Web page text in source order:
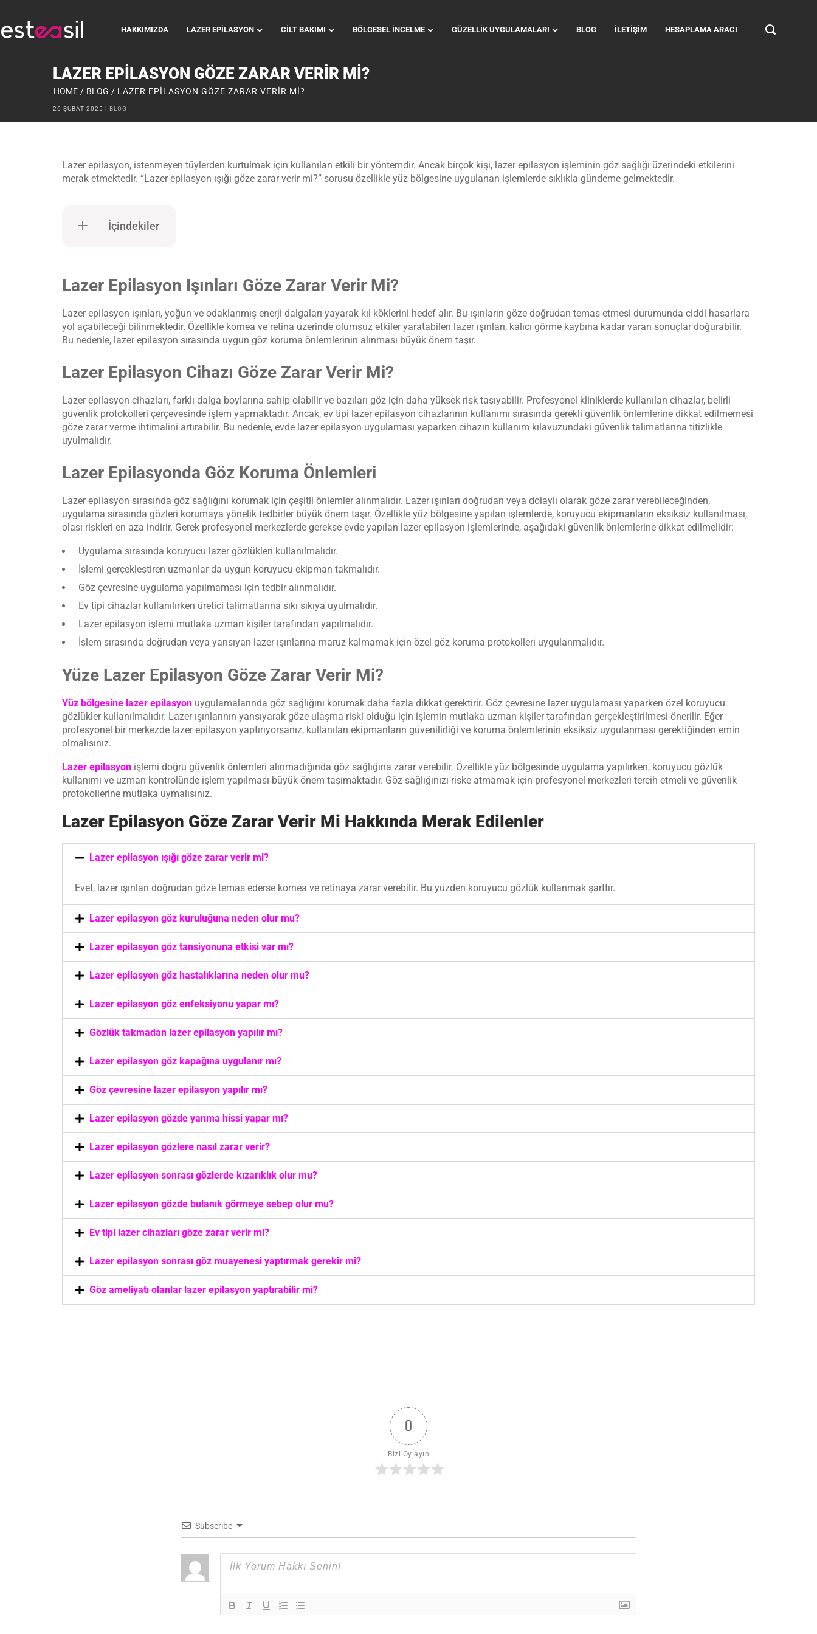
HAKKIMIZDA LAZER EPILASYON CILT BAKIMI BÖLGESEL İNCELME GÜZELLIK UYGULAMALARI BLOG İLETIŞIM HESAPLAMA ARACI
LAZER EPILASYON GÖZE ZARAR VERIR MI?
HOME / BLOG / LAZER EPILASYON GÖZE ZARAR VERIR MI?
26 ŞUBAT 2025 BLOG
Lazer epilasyon, istenmeyen tüylerden kurtulmak için kullanılan etkili bir yöntemdir. Ancak birçok kişi, lazer epilasyon işleminin göz sağlığı üzerindeki etkilerini
merak etmektedir. “Lazer epilasyon ışığı göze zarar verir mi?” sorusu özellikle yüz bölgesine uygulanan işlemlerde sıklıkla gündeme gelmektedir.
İçindekiler
Lazer Epilasyon Işınları Göze Zarar Verir Mi?
Lazer epilasyon ışınları, yoğun ve odaklanmış enerji dalgaları yayarak kıl köklerini hedef alır. Bu ışınların göze doğrudan temas etmesi durumunda ciddi hasarlara
yol açabileceği bilinmektedir. Özellikle kornea ve retina üzerinde olumsuz etkiler yaratabilen lazer ışınları, kalıcı görme kaybına kadar varan sonuçlar doğurabilir.
Bu nedenle, lazer epilasyon sırasında uygun göz koruma önlemlerinin alınması büyük önem taşır.
Lazer Epilasyon Cihazı Göze Zarar Verir Mi?
Lazer epilasyon cihazları, farklı dalga boylarına sahip olabilir ve bazıları göz için daha yüksek risk taşıyabilir. Profesyonel kliniklerde kullanılan cihazlar, belirli
güvenlik protokolleri çerçevesinde işlem yapmaktadır. Ancak, ev tipi lazer epilasyon cihazlarının kullanımı sırasında gerekli güvenlik önlemlerine dikkat edilmemesi
göze zarar verme ihtimalini artırabilir. Bu nedenle, evde lazer epilasyon uygulaması yaparken cihazın kullanım kılavuzundaki güvenlik talimatlarına titizlikle
uyulmalıdır.
Lazer Epilasyonda Göz Koruma Önlemleri
Lazer epilasyon sırasında göz sağlığını korumak için çeşitli önlemler alınmalıdır. Lazer ışınları doğrudan veya dolaylı olarak göze zarar verebileceğinden,
uygulama sırasında gözleri korumaya yönelik tedbirler büyük önem taşır. Özellikle yüz bölgesine yapılan işlemlerde, koruyucu ekipmanların eksiksiz kullanılması,
olası riskleri en aza indirir. Gerek profesyonel merkezlerde gerekse evde yapılan lazer epilasyon işlemlerinde, aşağıdaki güvenlik önlemlerine dikkat edilmelidir:
Uygulama sırasında koruyucu lazer gözlükleri kullanılmalıdır.
İşlemi gerçekleştiren uzmanlar da uygun koruyucu ekipman takmalıdır.
Göz çevresine uygulama yapılmaması için tedbir alınmalıdır.
Ev tipi cihazlar kullanılırken üretici talimatlarına sıkı sıkıya uyulmalıdır.
Lazer epilasyon işlemi mutlaka uzman kişiler tarafından yapılmalıdır.
İşlem sırasında doğrudan veya yansıyan lazer ışınlarına maruz kalmamak için özel göz koruma protokolleri uygulanmalıdır.
Yüze Lazer Epilasyon Göze Zarar Verir Mi?
Yüz bölgesine lazer epilasyon uygulamalarında göz sağlığını korumak daha fazla dikkat gerektirir. Göz çevresine lazer uygulaması yaparken özel koruyucu
gözlükler kullanılmalıdır. Lazer ışınlarının yansıyarak göze ulaşma riski olduğu için işlemin mutlaka uzman kişiler tarafından gerçekleştirilmesi önerilir. Eğer
profesyonel bir merkezde lazer epilasyon yaptırıyorsanız, kullanılan ekipmanların güvenilirliği ve koruma önlemlerinin eksiksiz uygulanması gerektiğinden emin
olmalısınız.
Lazer epilasyon işlemi doğru güvenlik önlemleri alınmadığında göz sağlığına zarar verebilir. Özellikle yüz bölgesinde uygulama yapılırken, koruyucu gözlük
kullanımı ve uzman kontrolünde işlem yapılması büyük önem taşımaktadır. Göz sağlığınızı riske atmamak için profesyonel merkezleri tercih etmeli ve güvenlik
protokollerine mutlaka uymalısınız.
Lazer Epilasyon Göze Zarar Verir Mi Hakkında Merak Edilenler
Lazer epilasyon ışığı göze zarar verir mi?
Evet, lazer ışınları doğrudan göze temas ederse kornea ve retinaya zarar verebilir. Bu yüzden koruyucu gözlük kullanmak şarttır.
Lazer epilasyon göz kuruluğuna neden olur mu?
Lazer epilasyon göz tansiyonuna etkisi var mı?
Lazer epilasyon göz hastalıklarına neden olur mu?
Lazer epilasyon göz enfeksiyonu yapar mı?
Gözlük takmadan lazer epilasyon yapılır mı?
Lazer epilasyon göz kapağına uygulanır mı?
Göz çevresine lazer epilasyon yapılır mı?
Lazer epilasyon gözde yanma hissi yapar mı?
Lazer epilasyon gözlere nasıl zarar verir?
Lazer epilasyon sonrası gözlerde kızarıklık olur mu?
Lazer epilasyon gözde bulanık görmeye sebep olur mu?
Ev tipi lazer cihazları göze zarar verir mi?
Lazer epilasyon sonrası göz muayenesi yaptırmak gerekir mi?
Göz ameliyatı olanlar lazer epilasyon yaptırabilir mi?
0
Bizi Oylayın
Subscribe